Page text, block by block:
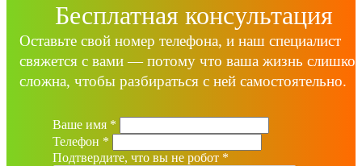
Бесплатная консультация
Оставьте свой номер телефона, и наш специалист
свяжется с вами — потому что ваша жизнь
сложна, чтобы разбираться с ней самостоятельно.
Ваше имя *
Телефон *
Подтвердите, что вы не робот *